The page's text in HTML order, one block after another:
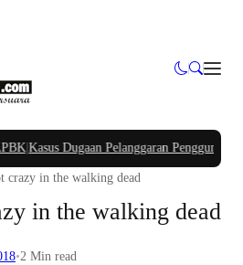
Dugaan Pelanggaran Penggunaan
crazy in the walking dead
in the walking dead
•2 Min read